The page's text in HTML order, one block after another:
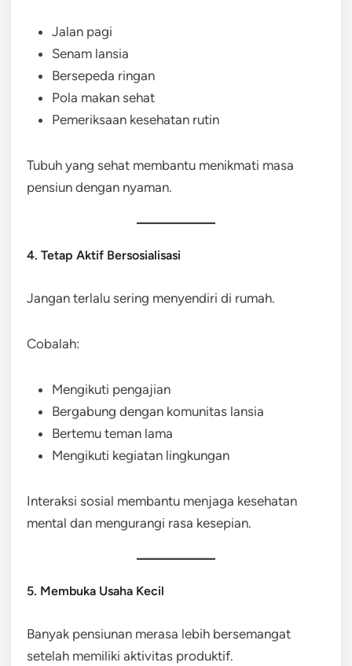
Jalan pagi
Senam lansia
Bersepeda ringan
Pola makan sehat
Pemeriksaan kesehatan rutin
Tubuh yang sehat membantu menikmati masa
pensiun dengan nyaman.
4. Tetap Aktif Bersosialisasi
Jangan terlalu sering menyendiri di rumah.
Cobalah:
Mengikuti pengajian
Bergabung dengan komunitas lansia
Bertemu teman lama
Mengikuti kegiatan lingkungan
Interaksi sosial membantu menjaga kesehatan
mental dan mengurangi rasa kesepian.
5. Membuka Usaha Kecil
Banyak pensiunan merasa lebih bersemangat
setelah memiliki aktivitas produktif.